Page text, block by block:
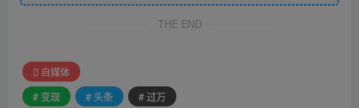
THE END
自媒体
# 变现
# 头条 # 过万